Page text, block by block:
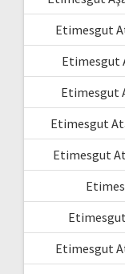
Etimesgut
Etimesgut
Etimesgut
Etimesgut
Etimesgut
Etimesgut